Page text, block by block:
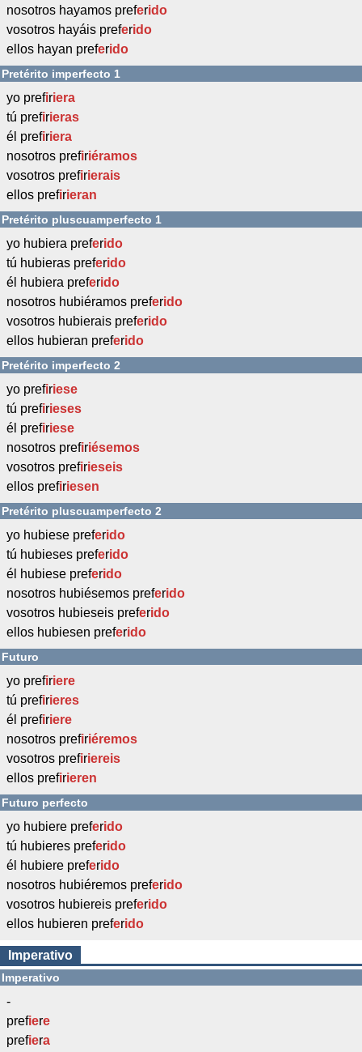
nosotros hayamos preferido
vosotros hayáis preferido
ellos hayan preferido
Pretérito imperfecto 1
yo prefiriera
tú prefirieras
él prefiriera
nosotros prefiriéramos
vosotros prefirierais
ellos prefirieran
Pretérito pluscuamperfecto 1
yo hubiera preferido
tú hubieras preferido
él hubiera preferido
nosotros hubiéramos preferido
vosotros hubierais preferido
ellos hubieran preferido
Pretérito imperfecto 2
yo prefiriese
tú prefirieses
él prefiriese
nosotros prefiriésemos
vosotros prefirieseis
ellos prefiriesen
Pretérito pluscuamperfecto 2
yo hubiese preferido
tú hubieses preferido
él hubiese preferido
nosotros hubiésemos preferido
vosotros hubieseis preferido
ellos hubiesen preferido
Futuro
yo prefiriere
tú prefirieres
él prefiriere
nosotros prefiriéremos
vosotros prefiriereis
ellos prefirieren
Futuro perfecto
yo hubiere preferido
tú hubieres preferido
él hubiere preferido
nosotros hubiéremos preferido
vosotros hubiereis preferido
ellos hubieren preferido
Imperativo
Imperativo
-
prefiere
prefiera